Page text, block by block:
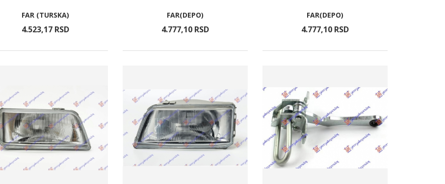
FAR (TURSKA)
4.523,17 RSD
FAR(DEPO)
4.777,10 RSD
FAR(DEPO)
4.777,10 RSD